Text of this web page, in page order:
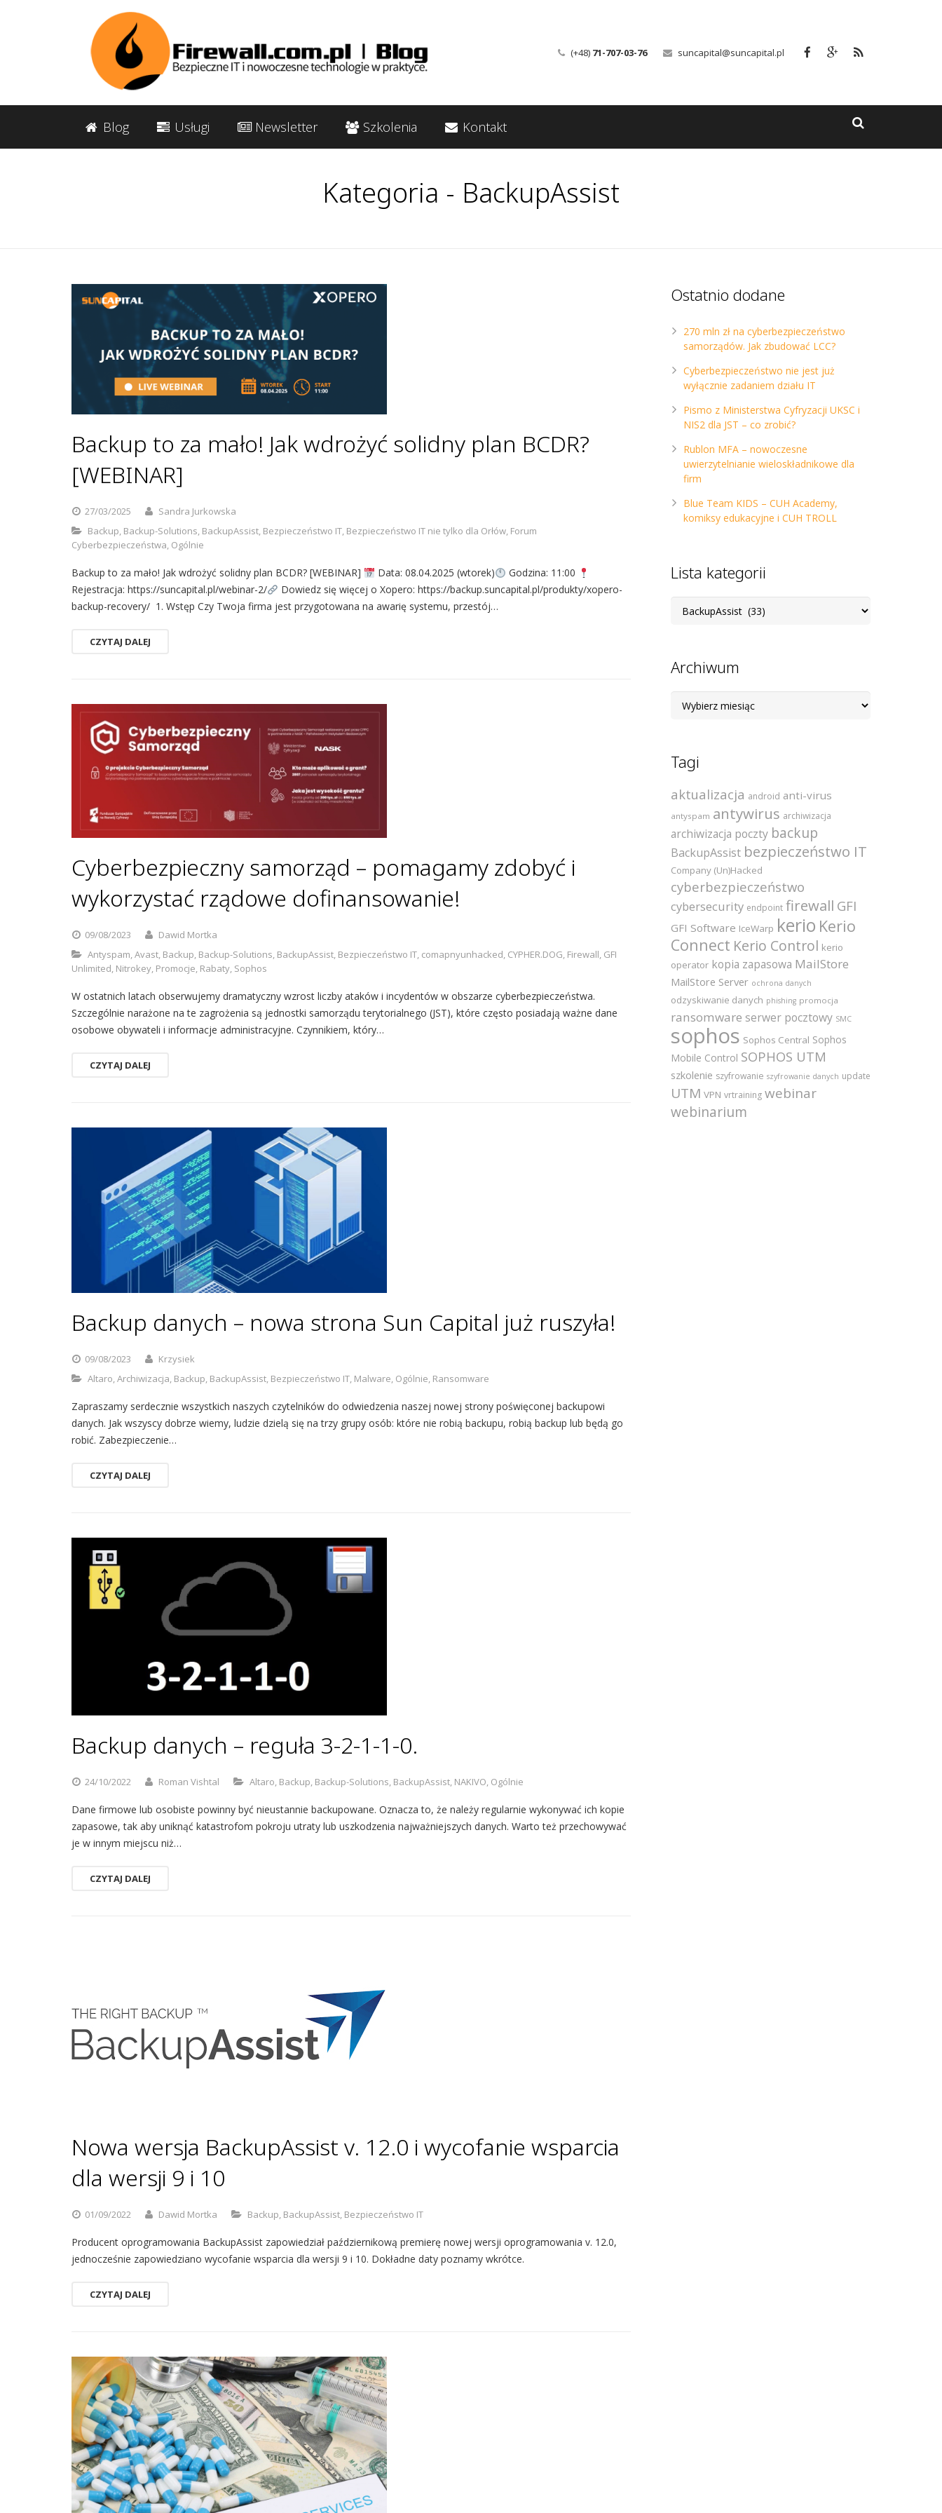
(+48) 71-707-03-76 suncapital@suncapital.pl
Blog Usługi Newsletter Szkolenia Kontakt
Kategoria - BackupAssist
Backup to za mało! Jak wdrożyć solidny plan BCDR?
[WEBINAR]
27/03/2025
Sandra Jurkowska
Backup, Backup-Solutions, BackupAssist, Bezpieczeństwo IT, Bezpieczeństwo IT nie tylko dla Orłów, Forum
Cyberbezpieczeństwa, Ogólnie
Backup to za mało! Jak wdrożyć solidny plan BCDR? [WEBINAR] Data: 08.04.2025 (wtorek)
Godzina: 11:00
Rejestracja: https://suncapital.pl/webinar-2/
Dowiedz się więcej o Xopero: https://backup.suncapital.pl/produkty/xopero-
backup-recovery/ 1. Wstęp Czy Twoja firma jest przygotowana na awarię systemu, przestój…
CZYTAJ DALEJ
Cyberbezpieczny samorząd – pomagamy zdobyć i
wykorzystać rządowe dofinansowanie!
09/08/2023
Dawid Mortka
Antyspam,Avast, Backup, Backup-Solutions, BackupAssist, Bezpieczeństwo IT, comapnyunhacked, CYPHER.DOG, Firewall, GFI
Unlimited, Nitrokey, Promocje, Rabaty, Sophos
W ostatnich latach obserwujemy dramatyczny wzrost liczby ataków i incydentów w obszarze cyberbezpieczeństwa.
Szczególnie narażone na te zagrożenia są jednostki samorządu terytorialnego (JST), które często posiadają ważne dane
osobowe obywateli i informacje administracyjne. Czynnikiem, który…
CZYTAJ DALEJ
Backup danych – nowa strona Sun Capital już ruszyła!
09/08/2023
Krzysiek
Altaro,Archiwizacja, Backup, BackupAssist, Bezpieczeństwo IT, Malware, Ogólnie, Ransomware
Zapraszamy serdecznie wszystkich naszych czytelników do odwiedzenia naszej nowej strony poświęconej backupowi
danych. Jak wszyscy dobrze wiemy, ludzie dzielą się na trzy grupy osób: które nie robią backupu, robią backup lub będą go
robić. Zabezpieczenie…
CZYTAJ DALEJ
Backup danych – reguła 3-2-1-1-0.
24/10/2022 Roman Vishtal Altaro, Backup, Backup-Solutions, BackupAssist, NAKIVO, Ogólnie
Dane firmowe lub osobiste powinny być nieustannie backupowane. Oznacza to, że należy regularnie wykonywać ich kopie
zapasowe, tak aby uniknąć katastrofom pokroju utraty lub uszkodzenia najważniejszych danych. Warto też przechowywać
je w innym miejscu niż…
CZYTAJ DALEJ
Nowa wersja BackupAssist v. 12.0 i wycofanie wsparcia
dla wersji 9 i 10
01/09/2022 Dawid Mortka Backup, BackupAssist, Bezpieczeństwo IT
Producent oprogramowania BackupAssist zapowiedział październikową premierę nowej wersji oprogramowania v. 12.0,
jednocześnie zapowiedziano wycofanie wsparcia dla wersji 9 i 10. Dokładne daty poznamy wkrótce.
CZYTAJ DALEJ
Ostatnio dodane
270 mln zł na cyberbezpieczeństwo
samorządów. Jak zbudować LCC?
Cyberbezpieczeństwo nie jest już
wyłącznie zadaniem działu IT
Pismo z Ministerstwa Cyfryzacji UKSC i
NIS2 dla JST – co zrobić?
Rublon MFA – nowoczesne
uwierzytelnianie wieloskładnikowe dla
firm
Blue Team KIDS – CUH Academy,
komiksy edukacyjne i CUH TROLL
Lista kategorii
Archiwum
Archiwum
Tagi
aktualizacja android anti-virus
antyspam antywirus archiwizacja
archiwizacja poczty backup
BackupAssist bezpieczeństwo IT
Company (Un)Hacked
cyberbezpieczeństwo
cybersecurity endpoint firewall GFI
GFI Software IceWarp kerio Kerio
Connect Kerio Control kerio
operator kopia zapasowa MailStore
MailStore Server ochrona danych
odzyskiwanie danych phishing promocja
ransomware serwer pocztowy SMC
sophos Sophos Central Sophos
Mobile Control SOPHOS UTM
szkolenie szyfrowanie szyfrowanie danych update
UTM VPN vrtraining webinar
webinarium